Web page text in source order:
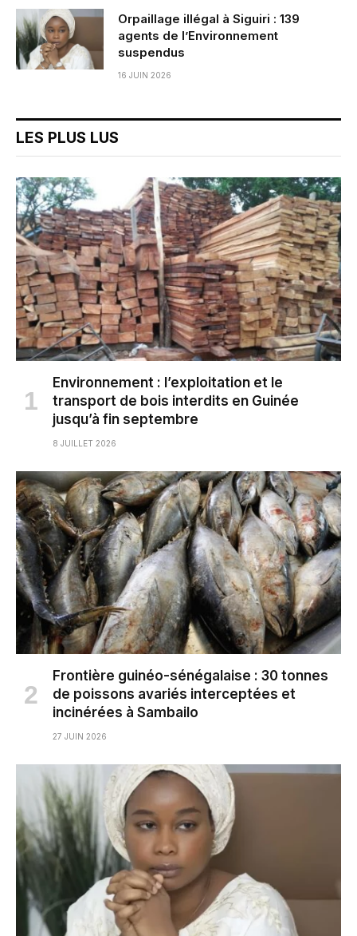
Orpaillage illégal à Siguiri : 139
agents de l’Environnement
suspendus
16 JUIN 2026
LES PLUS LUS
Environnement : l’exploitation et le
transport de bois interdits en Guinée
jusqu’à fin septembre
8 JUILLET 2026
Frontière guinéo-sénégalaise : 30 tonnes
de poissons avariés interceptées et
incinérées à Sambailo
27 JUIN 2026